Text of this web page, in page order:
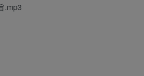
.mp3